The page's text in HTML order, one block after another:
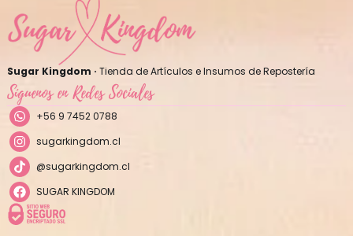
Sugar Kingdom · Tienda de Artículos e Insumos de Repostería
Síguenos en Redes Sociales
+56 9 7452 0788
sugarkingdom.cl
@sugarkingdom.cl
SUGAR KINGDOM